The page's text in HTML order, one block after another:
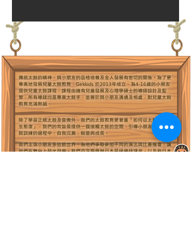
傳統太鼓的精神，與小朋友的品格培養及全人發展有密切的關係。為了更
專業地發展兒童太鼓教育，Gekkids 於2013年成立，為4-16歲的小朋友
提供兒童太鼓課程，課程由擁有兒童發展及心理學碩士的導師設計及監
管，所有導師均是專業太鼓手，並善於與小朋友溝通及相處，對兒童太鼓
教育充滿熱誠。
除了學習正統太鼓及音樂外，我們的太鼓教育更著重「如何從太鼓體會人
生態度」，我們的宗旨是提供一個接觸太鼓的空間，引導小朋友於接受太
鼓訓練的過程中，自我沉澱﹑蛻變與成長。
我們主張小朋友多放眼世界，為他們爭取參加不同的演出與比賽機會，讓
他們在舞台上發光發亮。我們亦定期舉辦日本星級導師課堂，以及到日本